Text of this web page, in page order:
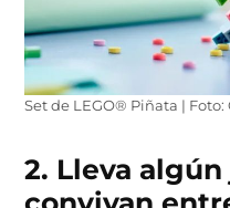
Set de LEGO® Piñata | Foto:
2. Lleva